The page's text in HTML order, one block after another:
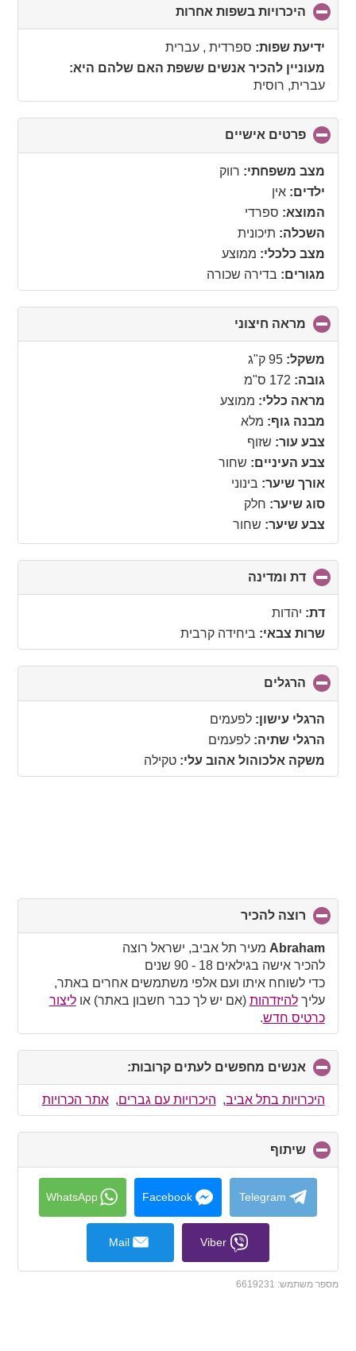
היכרויות בשפות אחרות
to
collapse
ידיעת שפות: ספרדית , עברית
מעוניין להכיר אנשים ששפת האם שלהם היא:
עברית, רוסית
פרטים אישיים
to
collapse
contents
מצב משפחתי: רווק
ילדים: אין
המוצא: ספרדי
השכלה: תיכונית
מצב כלכלי: ממוצע
מגורים: בדירה שכורה
מראה חיצוני
to
משקל: 95 ק"ג
גובה: 172 ס"מ
מראה כללי: ממוצע
מבנה גוף: מלא
צבע עור: שזוף
צבע העיניים: שחור
אורך שיער: בינוני
סוג שיער: חלק
צבע שיער: שחור
דת ומדינה
to
דת: יהדות
שרות צבאי: ביחידה קרבית
הרגלים
to
collapse
contents
הרגלי עישון: לפעמים
הרגלי שתיה: לפעמים
משקה אלכוהול אהוב עלי: טקילה
רוצה להכיר
to
collapse
contents
Abraham מעיר תל אביב, ישראל רוצה
להכיר אישה בגילאים 18 - 90 שנים
כדי לשוחח איתו ועם אלפי משתמשים אחרים באתר,
עליךלהיזדהות (אם יש לך כבר חשבון באתר) אוליצור
כרטיס חדש.
אנשים מחפשים לעתים קרובות:
to
collapse
contents
היכרויות בתל אביב, היכרויות עם גברים,אתר הכרויות
שיתוף
to
collapse
contents
Telegram
Facebook
WhatsApp
Viber
Mail
מספר משתמש: 6619231